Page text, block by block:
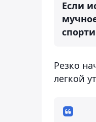
Если
Резко
легкой